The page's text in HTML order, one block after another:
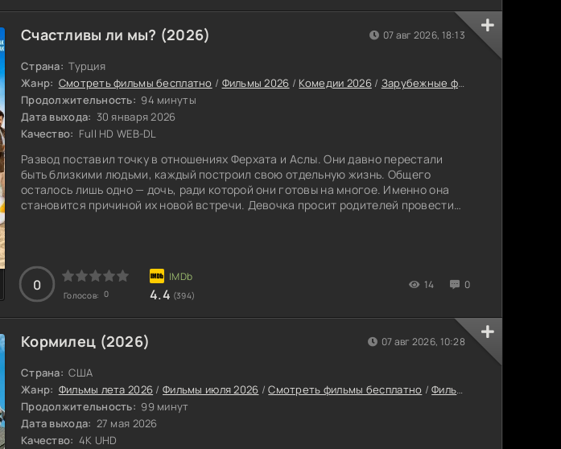
Счастливы ли мы? (2026)
Страна: Турция
Жанр: Смотреть фильмы бесплатно / Фильмы 2026 / Комедии 2026/ Зарубежные фильмы 2026
Продолжительность: 94 минуты
Дата выхода: 30 января 2026
Качество: Full HD WEB-DL
Развод поставил точку в отношениях Ферхата и Аслы. Они давно перестали
быть близкими людьми, каждый построил свою отдельную жизнь. Общего
осталось лишь одно — дочь, ради которой они готовы на многое. Именно она
становится причиной их новой встречи. Девочка просит родителей провести
0
Голосов: 0 4.4 (394)
14 0
07 авг 2026, 18:13
Кормилец (2026)
Страна: США
Жанр: Фильмы лета 2026 /Фильмы июля 2026 /Смотреть фильмы бесплатно /Фильмы 2026
Продолжительность: 99 минут
Дата выхода: 27 мая 2026
Качество: 4K UHD
07 авг 2026, 10:28